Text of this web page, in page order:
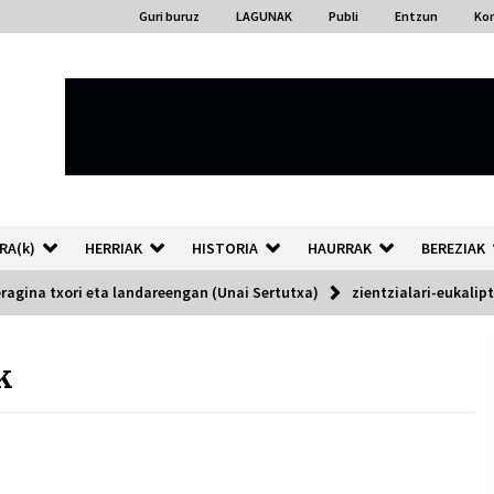
Guri buruz LAGUNAK Publi Entzun
HERRIAK HISTORIA HAURRAK BEREZIAK
txori eta landareengan (Unai Sertutxa) zientzialari-